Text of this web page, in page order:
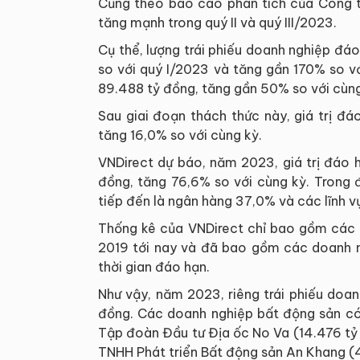
Cũng theo báo cáo phân tích của Công
tăng mạnh trong quý II và quý III/2023.
Cụ thể, lượng trái phiếu doanh nghiệp
so với quý I/2023 và tăng gần 170% so
89.488 tỷ đồng, tăng gần 50% so với
Sau giai đoạn thách thức này, giá trị
tăng 16,0% so với cùng kỳ.
VNDirect dự báo, năm 2023, giá trị đáo
đồng, tăng 76,6% so với cùng kỳ.
tiếp đến là ngân hàng 37,0% và các lĩnh
Thống kê của VNDirect chỉ bao gồm
2019 tới nay và đã bao gồm các doanh
thời gian đáo hạn.
Như vậy, năm 2023, riêng trái phiếu
đồng. Các doanh nghiệp bất động sản
Tập đoàn Đầu tư Địa ốc No Va (14.476
TNHH Phát triển Bất động sản An Khang